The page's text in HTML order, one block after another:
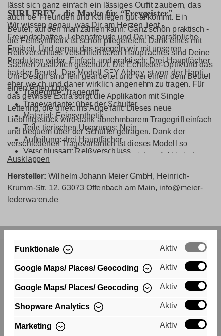
lässt sich ganz einfach ein lässiges Outfit zaubern, das
auch bei Freunden und Kollegen gut ankommt. Ein
Beutel, auf den man zählen kann. Ganz schön praktisch -
die Feinsynthetik ist schön pflegeleicht. Dank eines mit
Reißverschluss verschließbaren Hauptfaches sind Deine
Sachen zusätzlich geschützt. Die Echtleder-Optik und das
Uni-Design sind fein gearbeitet und verleihen dem Beutel
einen edlen Look.
SURI FREY - die Marke für “Freygeister"
Wir wissen genau, was Dir am Herzen liegt -
Freundschaften, Lebensfreude und Deine persönliche
Freiheit. Und genau das spiegeln wir mit unseren
Produkten wider. Einfach und praktisch: Drei Hauptfächer
hat der Beutel. Das Modell SFY Abbey ist von der Haptik
eher weich und daher wirklich angenehm zu tragen. Für
das gewisse Extra sorgt die Applikation mit Single
Lettering, die direkt ins Auge fällt. Dieses neue
Lieblingsstück wird dank abnehmbarem Tragegriff einfach
und bequem über der Schulter getragen. Dank der
verschiedenen Tragevarianten ist dieses Modell so
wandelbar wie Dein Alltag und fügt sich perfekt in jede
mittelgroße Beutel ist perfekt für Geldbörse, Handy die
kleine Kosmetiktasche mit dem Makeup für unterwegs
Tragegriffe: Tragegriff
Tragevariante: über der Schulter
Material: Feinsynthetik
Teile tierischen Ursprungs: Nein
Aufteilung: drei Hauptfächer
Verschlussart: Reißverschluss
Innenausstattung: Innentasche mit Reißverschluss
Ausklappen
Hersteller:Wilhelm Johann Meier GmbH, Heinrich-
Krumm-Str. 12, 63073 Offenbach am Main, info@meier-
lederwaren.de
Funktionale Aktiv
Google Maps/ Places/ Geocoding Aktiv
Google Maps/ Places/ Geocoding Aktiv
Shopware Analytics Aktiv
Marketing Aktiv